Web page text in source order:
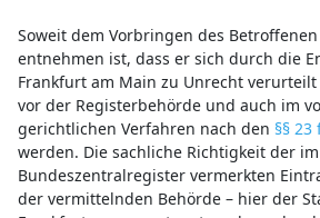
Soweit dem Vorbringen des
entnehmen ist, dass er sich durch die
Frankfurt am Main zu Unrecht
vor der Registerbehörde und auch im
gerichtlichen Verfahren nach den §§ 23
werden. Die sachliche Richtigkeit der im
Bundeszentralregister vermerkten
der vermittelnden Behörde – hier der